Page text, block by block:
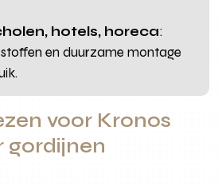
hotels, horeca:
en duurzame montage
voor Kronos
gordijnen